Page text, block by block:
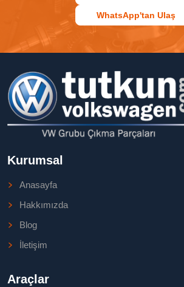
WhatsApp'tan Ulaş
Kurumsal
Anasayfa
Hakkımızda
Blog
İletişim
Araçlar